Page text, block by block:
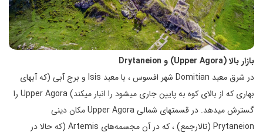
بازار بالا (Upper Agora) و Drytaneion
در شرق معبد Domitian شهر افسوس ، با معبد Isis و برج آبی (که آبهای
بهاری که از بالای کوه به پایین جاری میشود را انبار میکند) Upper Agora را
گسترش میدهد. در قسمتهای شمالی Upper Agora مکان دینی
Prytaneion (تالارجمع) ، که در آن مجسمه‌های Artemis (که حالا در